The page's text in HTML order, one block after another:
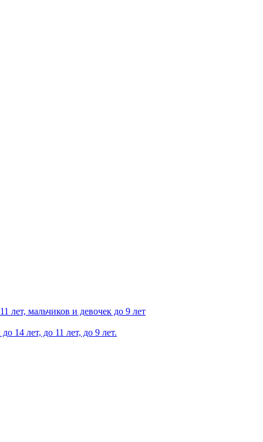
мальчиков и девочек до 9 лет
14 лет, до 11 лет, до 9 лет.